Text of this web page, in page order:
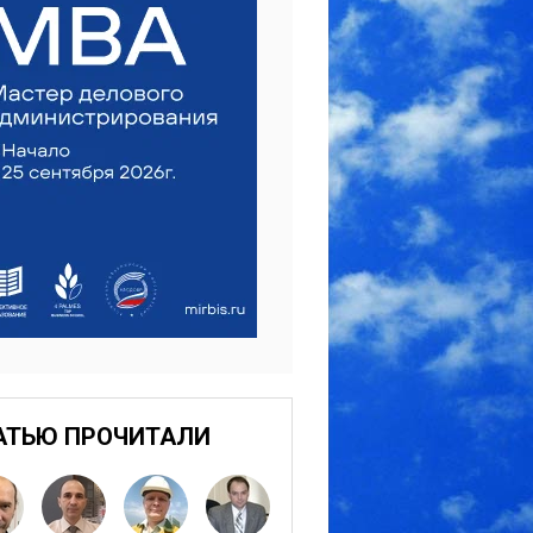
ПРОЧИТАЛИ